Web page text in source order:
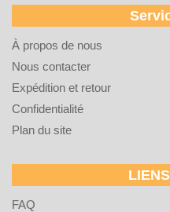
À propos de nous
Nous contacter
Expédition et retour
Confidentialité
Plan du site
FAQ